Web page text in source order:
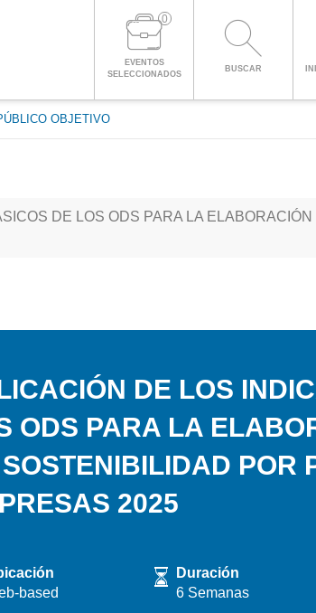
0
EVENTOS
SELECCIONADOS
BUSCAR
OBJETIVO
ENTRAR A LA CUENTA
DE LOS ODS PARA LA
DE LOS
ODS PARA LA
POR
2025
based
Duración
6 Semanas